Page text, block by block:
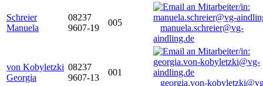
Schreier
Manuela
08237
9607-19
005
manuela.schreier@vg-
aindling.de
von Kobyletzki
Georgia
08237
9607-13
001
georgia.von-